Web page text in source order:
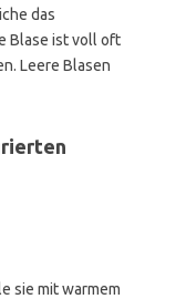
das
Blase ist voll oft
Leere Blasen
sie mit warmem